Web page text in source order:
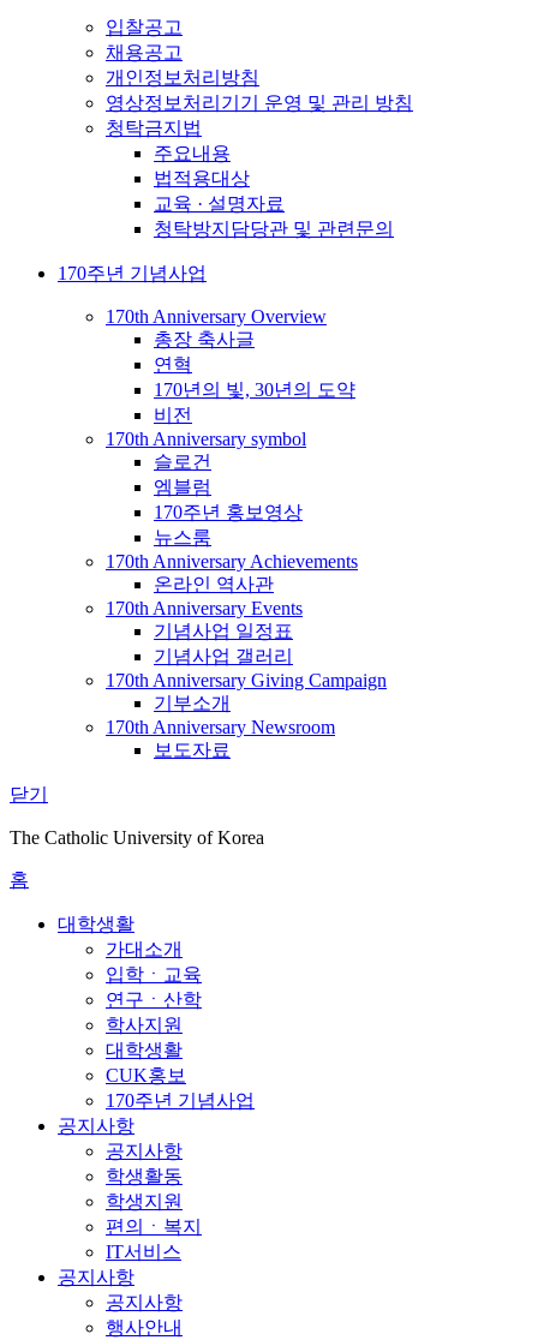
입찰공고
채용공고
개인정보처리방침
영상정보처리기기 운영 및 관리 방침
청탁금지법
주요내용
법적용대상
교육 · 설명자료
청탁방지담당관 및 관련문의
170주년 기념사업
170th Anniversary Overview
총장 축사글
연혁
170년의 빛, 30년의 도약
비전
170th Anniversary symbol
슬로건
엠블럼
170주년 홍보영상
뉴스룸
170th Anniversary Achievements
온라인 역사관
170th Anniversary Events
기념사업 일정표
기념사업 갤러리
170th Anniversary Giving Campaign
기부소개
170th Anniversary Newsroom
보도자료
닫기
The Catholic University of Korea
홈
대학생활
가대소개
입학ㆍ교육
연구ㆍ산학
학사지원
대학생활
CUK홍보
170주년 기념사업
공지사항
공지사항
학생활동
학생지원
편의ㆍ복지
IT서비스
공지사항
공지사항
행사안내